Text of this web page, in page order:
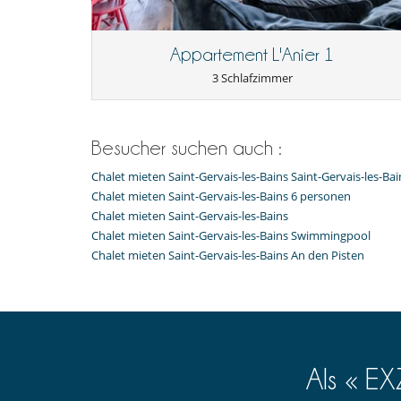
Für Ihre Mahlzeiten
Sie kochen selbst
Für Ihren Komfort und Ihr Wohlbefinden
In der Nähe
Pisten weniger als 500 m entfernt
Kinder
Kinder willkommen
Küche und Ausstattung
amerikanische Küche
Stornobedingungen und
- Die Stornobedingungen beziehen sich auf die
- Stornierung ab31 Tagevor Anreisetermin :100 %
Appartement L'Anier 1
3 Schlafzimmer
Besucher suchen auch :
Chalet mieten Saint-Gervais-les-Bains Saint-Gervais-les-
Chalet mieten Saint-Gervais-les-Bains 6 personen
Chalet mieten Saint-Gervais-les-Bains
Chalet mieten Saint-Gervais-les-Bains Swimmingpool
Chalet mieten Saint-Gervais-les-Bains An den Pisten
Als «